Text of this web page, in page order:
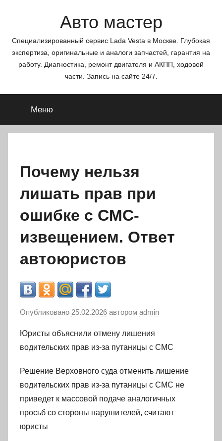
Авто мастер
Специализированный сервис Lada Vesta в Москве. Глубокая
экспертиза, оригинальные и аналоги запчастей, гарантия на
работу. Диагностика, ремонт двигателя и АКПП, ходовой
части. Запись на сайте 24/7.
Меню
Почему нельзя
лишать прав при
ошибке с СМС-
извещением. Ответ
автоюристов
Опубликовано 25.02.2026 автором admin
Юристы объяснили отмену лишения
водительских прав из-за путаницы с СМС
Решение Верховного суда отменить лишение
водительских прав из-за путаницы с СМС не
приведет к массовой подаче аналогичных
просьб со стороны нарушителей, считают
юристы